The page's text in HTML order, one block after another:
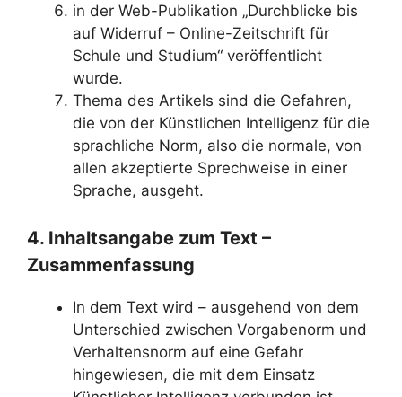
in der Web-Publikation „Durchblicke bis
auf Widerruf – Online-Zeitschrift für
Schule und Studium“ veröffentlicht
wurde.
Thema des Artikels sind die Gefahren,
die von der Künstlichen Intelligenz für die
sprachliche Norm, also die normale, von
allen akzeptierte Sprechweise in einer
Sprache, ausgeht.
4. Inhaltsangabe zum Text –
Zusammenfassung
In dem Text wird – ausgehend von dem
Unterschied zwischen Vorgabenorm und
Verhaltensnorm auf eine Gefahr
hingewiesen, die mit dem Einsatz